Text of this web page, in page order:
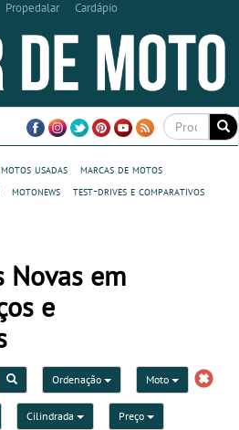
Propedalar Cardápio
motos usadas
marcas de motos
motonews
test-drives e comparativos
Novas em
e
Ordenação Moto
Cilindrada Preço